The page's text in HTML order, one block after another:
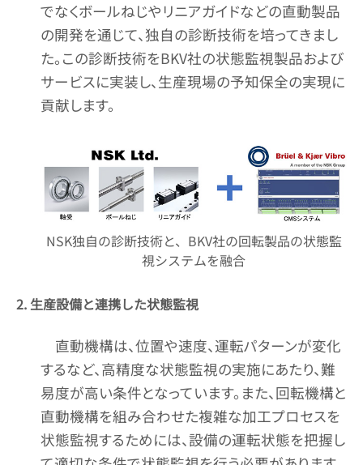
でなくボールねじやリニアガイドなどの直動製品
の開発を通じて、独自の診断技術を培ってきまし
た。この診断技術をBKV社の状態監視製品および
サービスに実装し、生産現場の予知保全の実現に
貢献します。
NSK独自の診断技術と、BKV社の回転製品の状態監
視システムを融合
2. 生産設備と連携した状態監視
直動機構は、位置や速度、運転パターンが変化
するなど、高精度な状態監視の実施にあたり、難
易度が高い条件となっています。また、回転機構と
直動機構を組み合わせた複雑な加工プロセスを
状態監視するためには、設備の運転状態を把握し